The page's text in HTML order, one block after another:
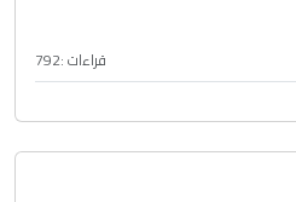
قراءات :792